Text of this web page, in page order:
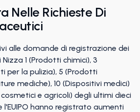
Nelle Richieste Di
alle domande di registrazione dei
1 (Prodotti chimici), 3
per la pulizia), 5 (Prodotti
mediche), 10 (Dispositivi medici)
e agricoli) degli ultimi dieci
l'EUIPO hanno registrato aumenti